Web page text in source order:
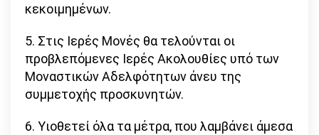
κεκοιμημένων.
5. Στις Ιερές Μονές θα τελούνται οι
προβλεπόμενες Ιερές Ακολουθίες υπό των
Μοναστικών Αδελφότητων άνευ της
συμμετοχής προσκυνητών.
6. Υιοθετεί όλα τα μέτρα, που λαμβάνει άμεσα